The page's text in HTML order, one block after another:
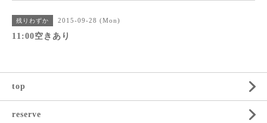
残りわずか 2015-09-28 (Mon)
11:00空きあり
top
reserve